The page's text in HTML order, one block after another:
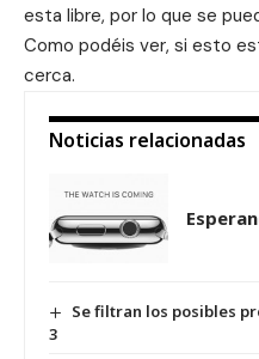
esta libre, por lo que se
Como podéis ver, si esto
cerca.
Noticias relacionadas
Se filtran los posibles
3